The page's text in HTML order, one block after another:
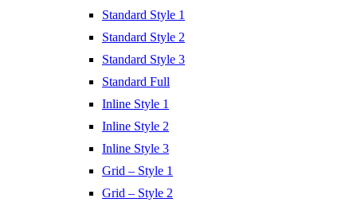
Standard Style 1
Standard Style 2
Standard Style 3
Standard Full
Inline Style 1
Inline Style 2
Inline Style 3
Grid – Style 1
Grid – Style 2